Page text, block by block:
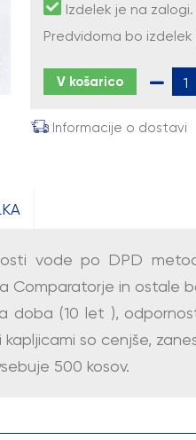
Izdelek je na zalogi.
Predvidoma bo
V košarico
Informacije o dostavi
vode po DPD
Comparatorje in ostale
doba (10 let ),
so cenjše,
500 kosov.